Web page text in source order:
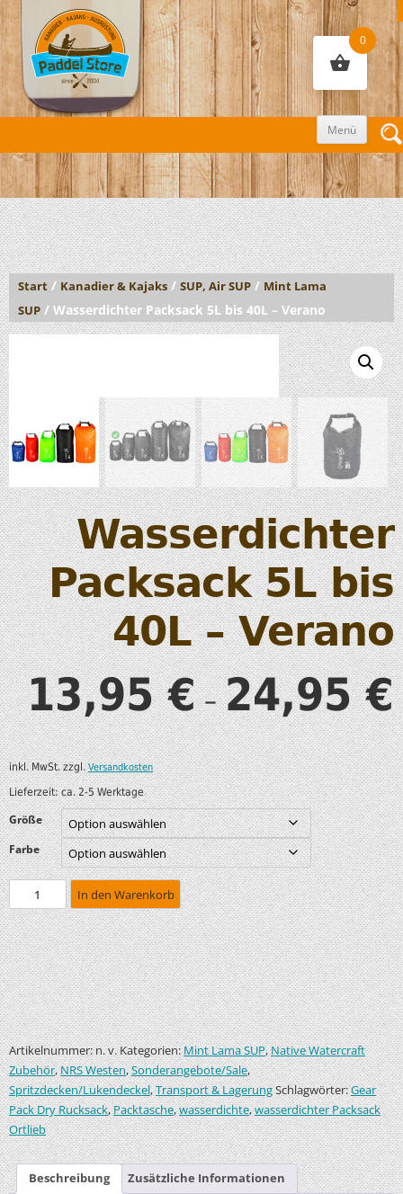
Menü
Zum
Inhalt
Start / Kanadier & Kajaks / SUP, Air SUP / Mint Lama
SUP / Wasserdichter Packsack 5L bis 40L – Verano
Wasserdichter
Packsack 5L bis
40L – Verano
13,95€–24,95€
inkl. MwSt. zzgl.Versandkosten
Lieferzeit:ca. 2-5 Werktage
Größe
Farbe
In den Warenkorb
Artikelnummer:n. v. Kategorien:Mint Lama SUP,Native Watercraft
Zubehör,NRS Westen,Sonderangebote/Sale,
Spritzdecken/Lukendeckel,Transport & LagerungSchlagwörter:Gear
Pack Dry Rucksack,Packtasche,wasserdichte,wasserdichter Packsack
Ortlieb
Beschreibung Zusätzliche Informationen
0